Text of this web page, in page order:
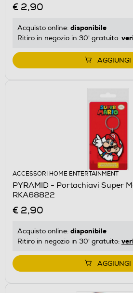
€ 2,90
Acquisto online: disponibile
Ritiro in negozio in 30' gratuito:
AGGIUNGI
ACCESSORI HOME ENTERTAINMENT
PYRAMID - Portachiavi Super
RKA68822
€ 2,90
Acquisto online: disponibile
Ritiro in negozio in 30' gratuito:
AGGIUNGI